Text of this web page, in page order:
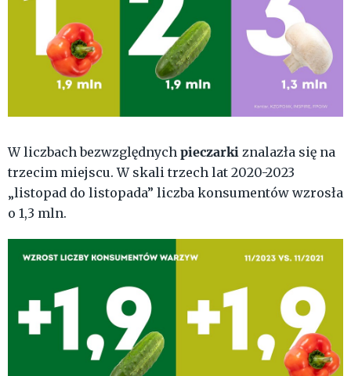
W liczbach bezwzględnych pieczarki znalazła się na
trzecim miejscu. W skali trzech lat 2020-2023
„listopad do listopada” liczba konsumentów wzrosła
o 1,3 mln.